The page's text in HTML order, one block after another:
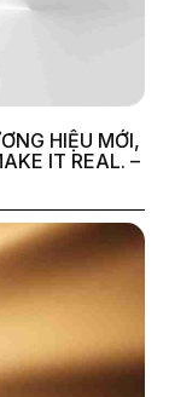
HIỆU MỚI,
IT REAL. –